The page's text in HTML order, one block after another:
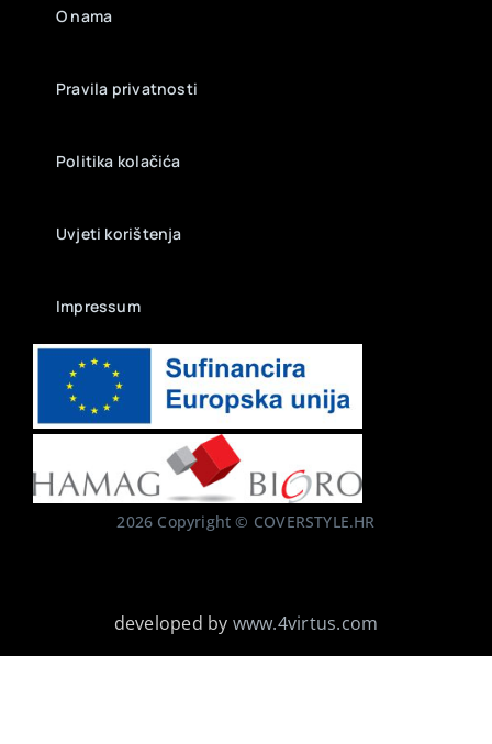
Politika kolačića
Uvjeti korištenja
Impressum
2026 Copyright © COVERSTYLE.HR
developed by www.4virtus.com